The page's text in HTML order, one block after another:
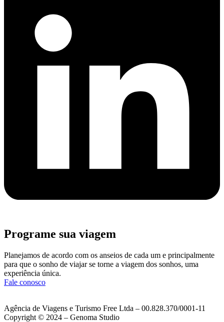
Programe sua viagem
Planejamos de acordo com os anseios de cada um e principalmente
para que o sonho de viajar se torne a viagem dos sonhos, uma
experiência única.
Fale conosco
Agência de Viagens e Turismo Free Ltda – 00.828.370/0001-11
Copyright © 2024 – Genoma Studio